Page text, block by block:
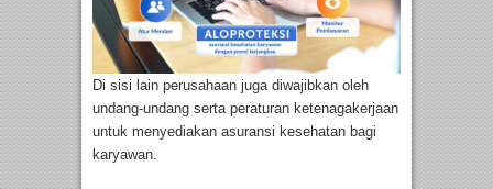
Di sisi lain perusahaan juga diwajibkan oleh
undang-undang serta peraturan ketenagakerjaan
untuk menyediakan asuransi kesehatan bagi
karyawan.